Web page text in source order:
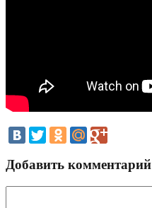
Добавить комментарий